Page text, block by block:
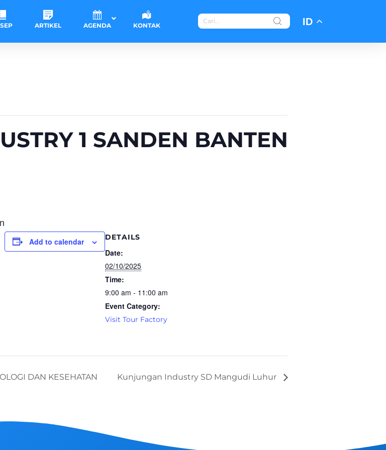
ARTIKEL AGENDA KONTAK ID
1 SANDEN BANTEN
Add to calendar DETAILS
Date:
02/10/2025
Time:
9:00 am - 11:00 am
Event Category:
Visit Tour Factory
DAN KESEHATAN Kunjungan Industry SD Mangudi Luhur